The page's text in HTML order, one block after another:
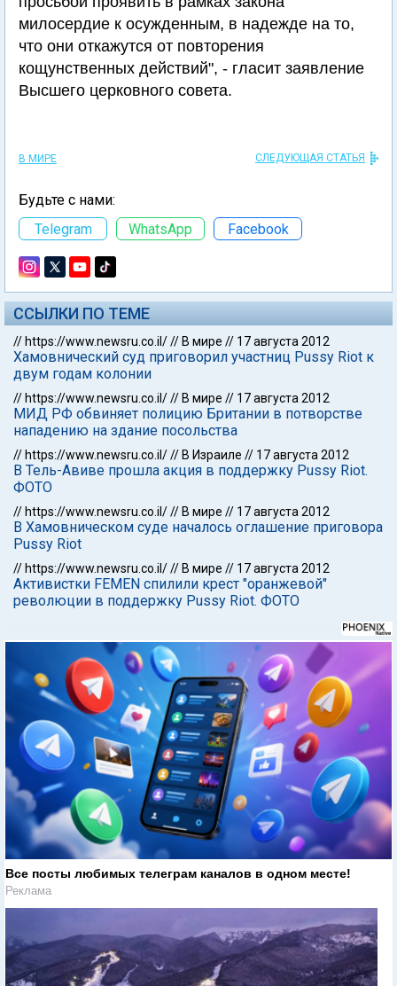
милосердие к осужденным, в надежде на то,
что они откажутся от повторения
кощунственных действий", - гласит заявление
Высшего церковного совета.
В МИРЕ СЛЕДУЮЩАЯ СТАТЬЯ
Будьте с нами:
Telegram
WhatsApp Facebook
ССЫЛКИ ПО ТЕМЕ
// https://www.newsru.co.il/// В мире // 17 августа 2012
Хамовнический суд приговорил участниц Pussy Riot к
двум годам колонии
// https://www.newsru.co.il/// В мире // 17 августа 2012
МИД РФ обвиняет полицию Британии в потворстве
нападению на здание посольства
// https://www.newsru.co.il/// В Израиле // 17 августа 2012
В Тель-Авиве прошла акция в поддержку Pussy Riot.
ФОТО
// https://www.newsru.co.il/// В мире // 17 августа 2012
В Хамовническом суде началось оглашение приговора
Pussy Riot
// https://www.newsru.co.il/// В мире // 17 августа 2012
Активистки FEMEN спилили крест "оранжевой"
революции в поддержку Pussy Riot. ФОТО
Все посты любимых телеграм каналов в одном месте!
Реклама